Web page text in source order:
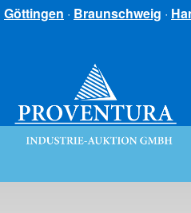
Göttingen · Braunschweig ·